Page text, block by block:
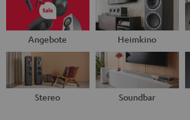
Angebote Heimkino
Stereo Soundbar